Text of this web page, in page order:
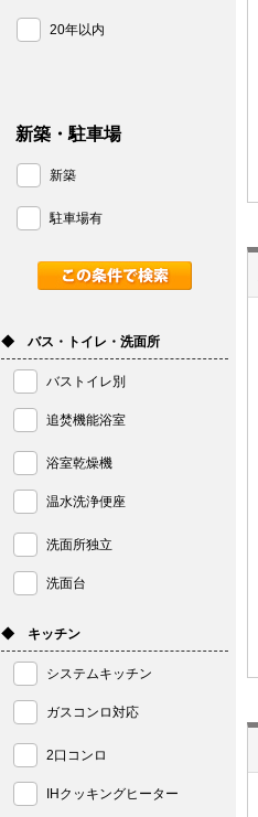
20年以内
新築・駐車場
新築
駐車場有
◆ バス・トイレ・洗面所
バストイレ別
追焚機能浴室
浴室乾燥機
温水洗浄便座
洗面所独立
洗面台
◆ キッチン
システムキッチン
ガスコンロ対応
2口コンロ
IHクッキングヒーター